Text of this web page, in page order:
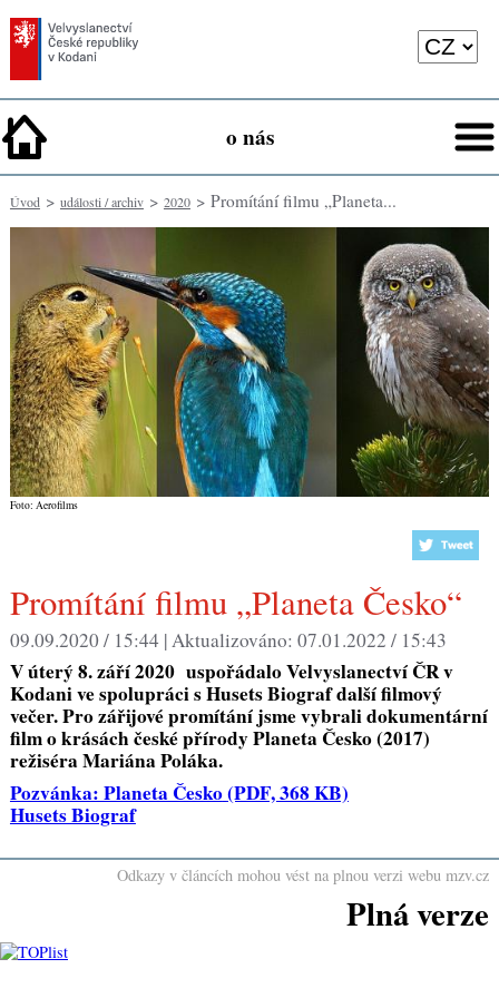
o nás
Úvod> události / archiv> 2020> Promítání filmu „Planeta...
Foto: Aerofilms
Promítání filmu „Planeta Česko“
09.09.2020 / 15:44 |Aktualizováno: 07.01.2022 / 15:43
V úterý 8. září 2020 uspořádalo Velvyslanectví ČR v
Kodani ve spolupráci s Husets Biograf další filmový
večer. Pro zářijové promítání jsme vybrali dokumentární
film o krásách české přírodyPlaneta Česko(2017)
režiséra Mariána Poláka.
Pozvánka: Planeta Česko(PDF, 368 KB)
Husets Biograf
Odkazy v článcích mohou vést na plnou verzi webu mzv.cz
Plná verze